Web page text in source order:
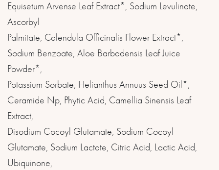
Equisetum Arvense Leaf Extract*, Sodium Levulinate,
Ascorbyl
Palmitate, Calendula Officinalis Flower Extract*,
Sodium Benzoate, Aloe Barbadensis Leaf Juice
Powder*,
Potassium Sorbate, Helianthus Annuus Seed Oil*,
Ceramide Np, Phytic Acid, Camellia Sinensis Leaf
Extract,
Disodium Cocoyl Glutamate, Sodium Cocoyl
Glutamate, Sodium Lactate, Citric Acid, Lactic Acid,
Ubiquinone,